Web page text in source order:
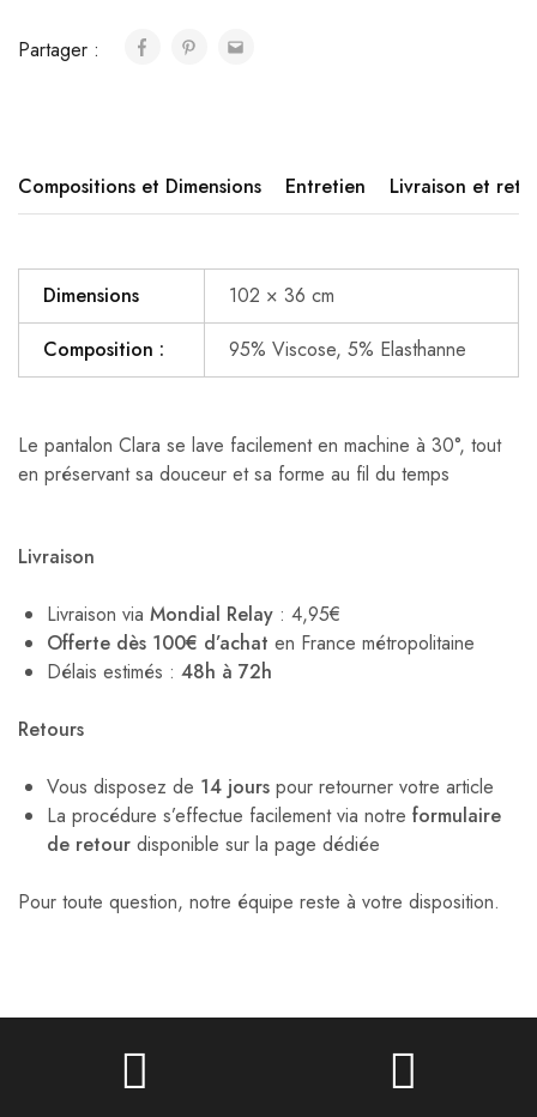
Partager :
Compositions et Dimensions Entretien Livraison et
Dimensions
102 × 36 cm
Composition :
95% Viscose, 5% Elasthanne
Le pantalon Clara se lave facilement en machine à 30°, tout
en préservant sa douceur et sa forme au fil du temps
Livraison
Livraison via Mondial Relay : 4,95€
Offerte dès 100€ d’achat en France métropolitaine
Délais estimés : 48h à 72h
Retours
Vous disposez de 14 jours pour retourner votre article
La procédure s’effectue facilement via notre formulaire
de retour disponible sur la page dédiée
Pour toute question, notre équipe reste à votre disposition.